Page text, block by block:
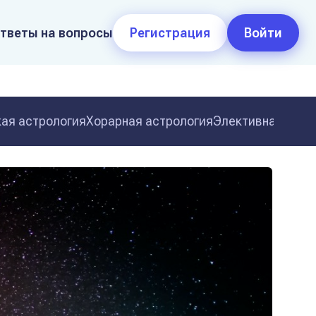
на вопросы Регистрация Войти
астрологияХорарная астрологияЭлективная